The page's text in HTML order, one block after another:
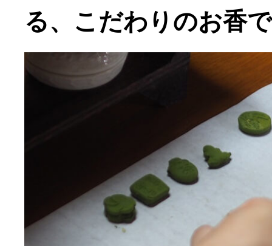
る、こだわりのお香